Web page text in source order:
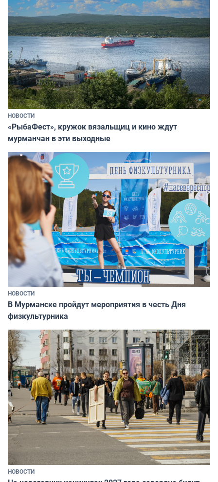
НОВОСТИ
«РыбаФест», кружок вязальщиц и кино ждут
мурманчан в эти выходные
НОВОСТИ
В Мурманске пройдут мероприятия в честь Дня
физкультурника
НОВОСТИ